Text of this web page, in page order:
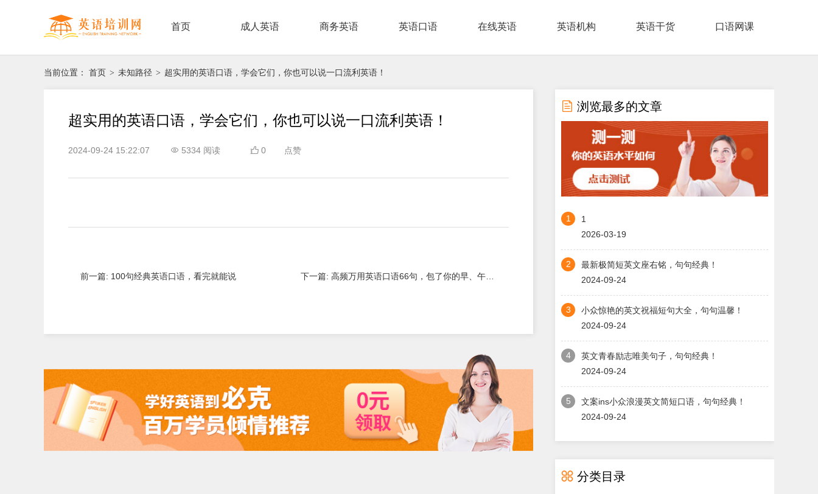
首页 成人英语 商务英语 英语口语 在线英语 英语机构 英语干货 口语网课
当前位置： 首页 > 未知路径 > 超实用的英语口语，学会它们，你也可以说一口流利英语！
超实用的英语口语，学会它们，你也可以说一口流利英语！
2024-09-24 15:22:07  5334 阅读  0 点赞
前一篇: 100句经典英语口语，看完就能说
 浏览最多的文章
1
1
2026-03-19
2
最新极简短英文座右铭，句句经典！
2024-09-24
3
小众惊艳的英文祝福短句大全，句句温馨！
2024-09-24
4
英文青春励志唯美句子，句句经典！
2024-09-24
5
文案ins小众浪漫英文简短口语，句句经典！
2024-09-24
 分类目录